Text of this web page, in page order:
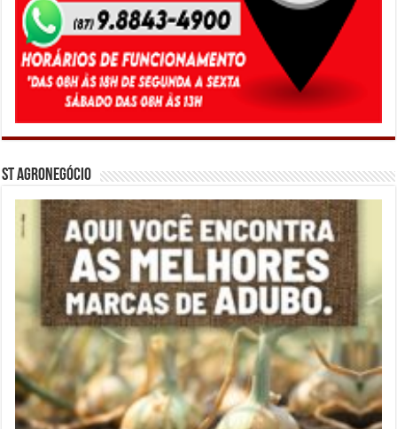
ST Agronegócio